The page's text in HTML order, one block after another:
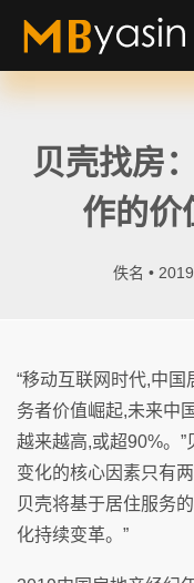
贝壳找房
作的价
佚名 •
“移动互联网时代,中
务者价值崛起,未来中
越来越高,或超90%。
变化的核心因素只有
贝壳将基于居住服务
化持续变革。”